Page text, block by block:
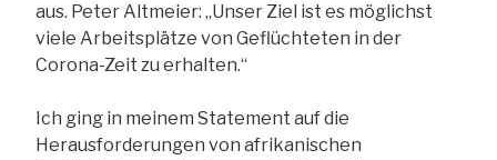
aus. Peter Altmeier: „Unser Ziel ist es möglichst
viele Arbeitsplätze von Geflüchteten in der
Corona-Zeit zu erhalten.“
Ich ging in meinem Statement auf die
Herausforderungen von afrikanischen